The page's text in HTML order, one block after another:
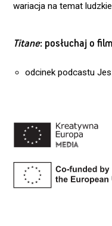
wariacja na temat
Titane: posłuchaj o
odcinek podcastu